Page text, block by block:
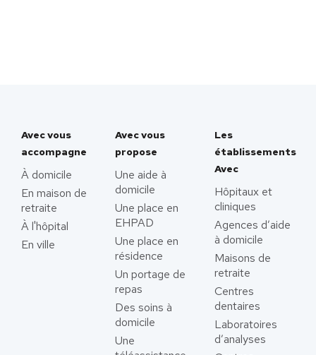
Avec vous
accompagne
À domicile
En maison de
retraite
À l'hôpital
En ville
Avec vous
propose
Une aide à
domicile
Une place en
EHPAD
Une place en
résidence
Un portage de
repas
Des soins à
domicile
Une
Les
établissements
Avec
Hôpitaux et
cliniques
Agences d’aide
à domicile
Maisons de
retraite
Centres
dentaires
Laboratoires
d’analyses